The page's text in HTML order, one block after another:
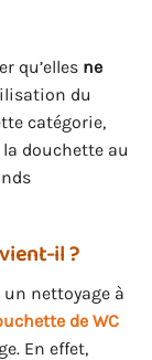
qu’elles ne
du
catégorie,
douchette au
il ?
nettoyage à
de WC
En effet,